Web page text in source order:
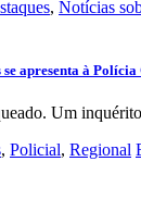
, Notícias
apresenta à
Um
, Policial, Regional